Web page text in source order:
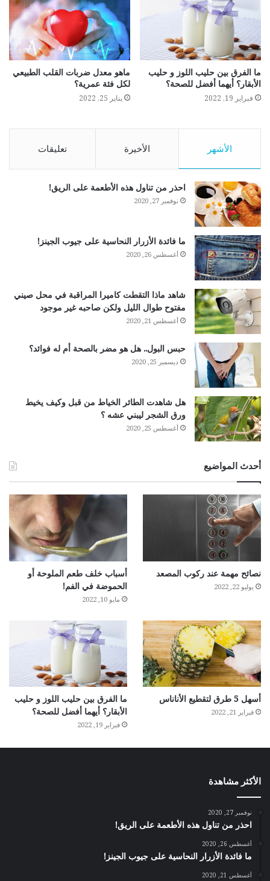
ما الفرق بين حليب اللوز و حليب
الأبقار؟ أيهما أفضل للصحة؟
فبراير 19, 2022
ماهو معدل ضربات القلب الطبيعي
لكل فئة عمرية؟
يناير 25, 2022
الأشهر الأخيرة تعليقات
احذر من تناول هذه الأطعمة على الريق!
نوفمبر 27, 2020
ما فائدة الأزرار النحاسية على جيوب الجينز!
أغسطس 26, 2020
شاهد ماذا التقطت كاميرا المراقبة في محل صيني
مفتوح طوال الليل ولكن صاحبه غير موجود
أغسطس 21, 2020
حبس البول.. هل هو مضر بالصحة أم له فوائد؟
ديسمبر 25, 2020
هل شاهدت الطائر الخياط من قبل وكيف يخيط
ورق الشجر ليبني عشه ؟
أغسطس 25, 2020
أحدث المواضيع
نصائح مهمة عند ركوب المصعد
يوليو 22, 2022
أسباب خلف طعم الملوحة أو
الحموضة في الفم!
مايو 10, 2022
أسهل 5 طرق لتقطيع الأناناس
فبراير 21, 2022
ما الفرق بين حليب اللوز و حليب
الأبقار؟ أيهما أفضل للصحة؟
فبراير 19, 2022
الأكثر مشاهدة
نوفمبر 27, 2020
احذر من تناول هذه الأطعمة على الريق!
أغسطس 26, 2020
ما فائدة الأزرار النحاسية على جيوب الجينز!
أغسطس 21, 2020